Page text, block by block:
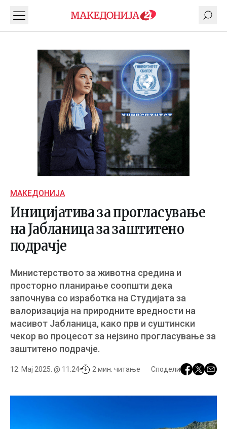
МАКЕДОНИЈА
Иницијатива за прогласување
на Јабланица за заштитено
подрачје
Министерството за животна средина и
просторно планирање соопшти дека
започнува со изработка на Студијата за
валоризација на природните вредности на
масивот Јабланица, како прв и суштински
чекор во процесот за нејзино прогласување за
заштитено подрачје.
12. Мај 2025. @ 11:24 2 мин. читање Сподели